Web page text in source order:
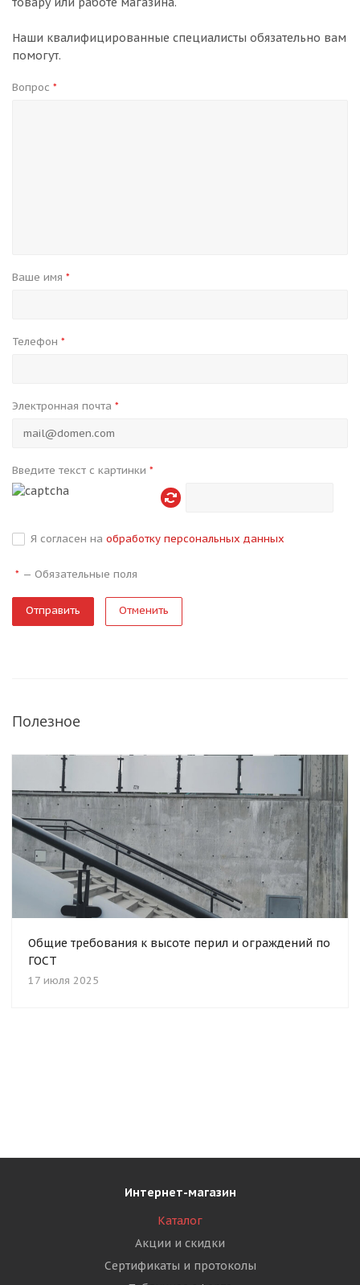
Наши квалифицированные специалисты обязательно вам
помогут.
Вопрос *
Ваше имя *
Телефон *
Электронная почта *
Введите текст с картинки *
Я согласен на обработку персональных данных
* — Обязательные поля
Отменить
Полезное
Общие требования к высоте перил и ограждений по
ГОСТ
17 июля 2025
Интернет-магазин
Каталог
Акции и скидки
Сертификаты и протоколы